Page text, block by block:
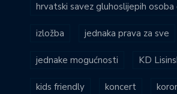
hrvatski savez gluhoslijepih osoba
izložba jednaka prava za sve
jednake mogućnosti KD
kids friendly koncert